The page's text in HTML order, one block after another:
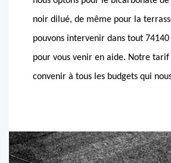
noir dilué, de même pour la
pouvons intervenir dans tout
pour vous venir en aide. Notre
convenir à tous les budgets qui